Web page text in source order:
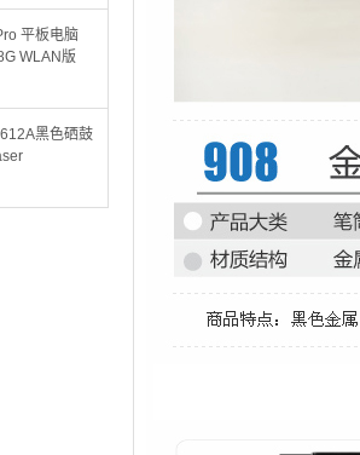
平板电脑
WLAN版
黑色硒鼓
1018/1020plus/1022/3015/3020/3030/050/3050z/